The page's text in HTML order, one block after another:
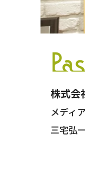
株式会
メディ
三宅弘